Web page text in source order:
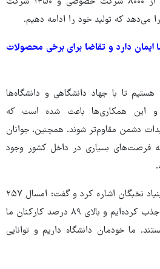
می‌دهد که تولید خود را ادامه دهیم.
ایمان دارد و تقاضا برای برخی محصولات
تا با جهاد دانشگاهی و دانشگاه‌ها
و این همکاری‌ها باعث شده است که
دشمن مقاوم‌تر شوند. همچنین، جوانان
فرصت‌های بسیاری در داخل کشور وجود
وی همچنین به جذب نیرو از بنیاد نخبگان اشاره کرد و گفت: امسال ۲۵۷
نفر از اعضای بنیاد نخبگان را جذب کرده‌ایم و بالای ۸۹ درصد کارکنان ما
ما خودمان دانشگاه داریم و توانایی